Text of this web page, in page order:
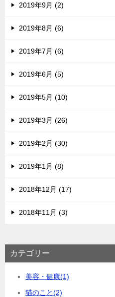
2019年9月 (2)
2019年8月 (6)
2019年7月 (6)
2019年6月 (5)
2019年5月 (10)
2019年3月 (26)
2019年2月 (30)
2019年1月 (8)
2018年12月 (17)
2018年11月 (3)
カテゴリー
美容・健康(1)
猫のこと(2)